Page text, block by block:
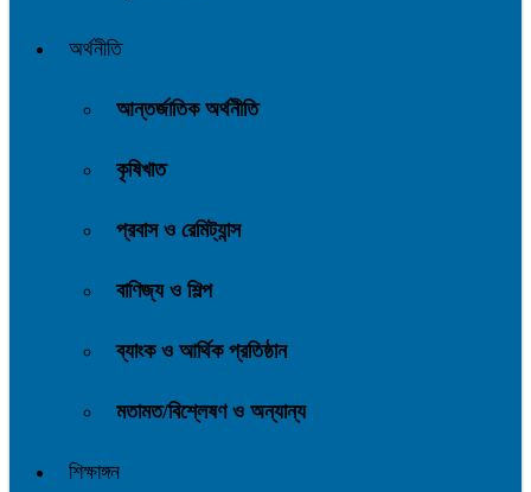
অর্থনীতি
আন্তর্জাতিক অর্থনীতি
কৃষিখাত
প্রবাস ও রেমিট্যান্স
বাণিজ্য ও শিল্প
ব্যাংক ও আর্থিক প্রতিষ্ঠান
মতামত/বিশ্লেষণ ও অন্যান্য
শিক্ষাঙ্গন